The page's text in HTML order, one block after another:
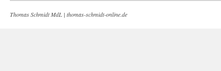
Thomas Schmidt MdL | thomas-schmidt-online.de